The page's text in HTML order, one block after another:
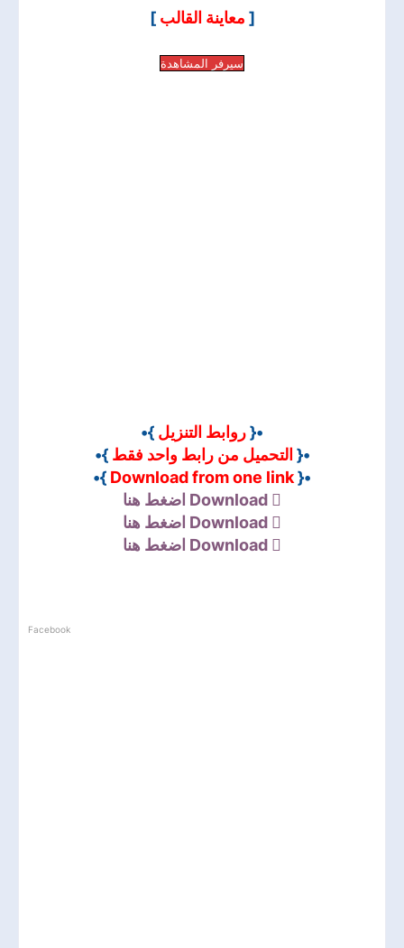
[ معاينة القالب]
سيرفر المشاهدة
•{روابط التنزيل }•
•{ التحميل من رابط واحد فقط }•
•{
Download from one link
}•
Download اضغط هنا
Download اضغط هنا
Download اضغط هنا
Facebook